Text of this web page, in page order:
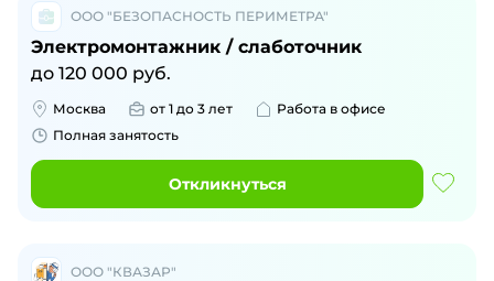
ООО "БЕЗОПАСНОСТЬ ПЕРИМЕТРА"
Электромонтажник / слаботочник
до 120 000 руб.
Москва от 1 до 3 лет
Работа в офисе
Полная занятость
Откликнуться
ООО "КВАЗАР"